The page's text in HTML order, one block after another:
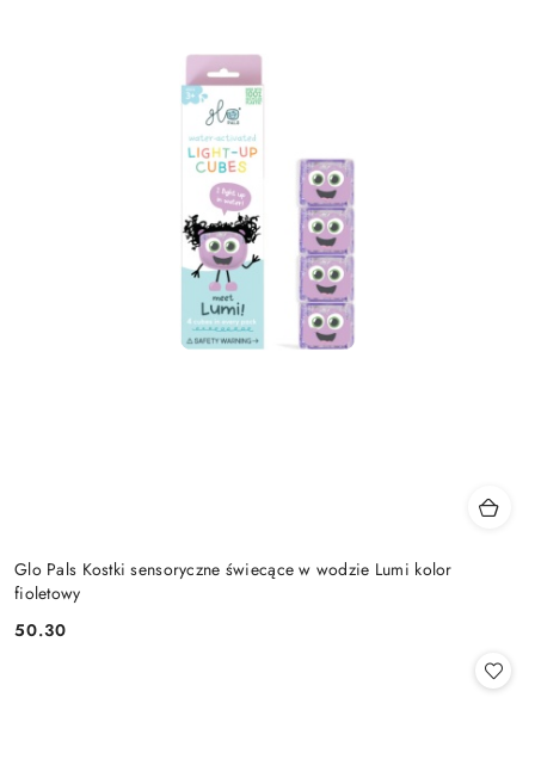
Glo Pals Kostki sensoryczne świecące w wodzie Lumi kolor
fioletowy
Cena:
50.30